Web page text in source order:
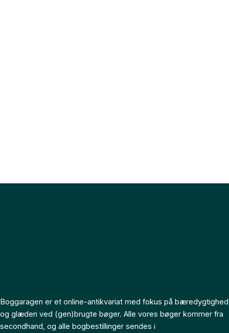
Boggaragen er et online-antikvariat med fokus på bæredygtighed
og glæden ved (gen)brugte bøger. Alle vores bøger kommer fra
secondhand, og alle bogbestillinger sendes i